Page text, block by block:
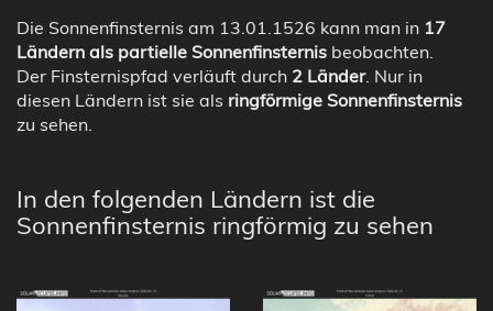
Die Sonnenfinsternis am 13.01.1526 kann man in 17
Ländern als partielle Sonnenfinsternis beobachten.
Der Finsternispfad verläuft durch 2 Länder. Nur in
diesen Ländern ist sie als ringförmige Sonnenfinsternis
zu sehen.
In den folgenden Ländern ist die
Sonnenfinsternis ringförmig zu sehen